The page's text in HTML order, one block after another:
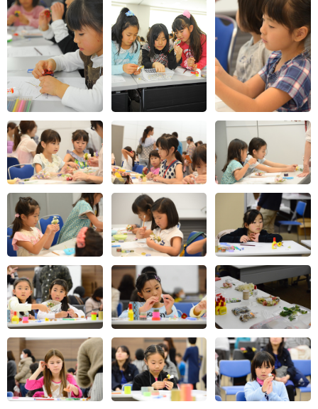
ったけど楽しかったです。いろいろな考えを変えてみ
ると、少し違った作品ができてよかったです。
かわいいいろんな花が作れて楽しかったです。また違
うのを作りたいです。家の人に喜んでもらうために一
生懸命がんばったので、喜んでほしいです。
キレイな材料をたくさん使い、とっても楽しかった。
大好きな妹にもプレゼントできうれしかったです。お
家でもぜひやってみたいと思いました。
想像を超えて作れた。友だちが喜んでくれそう…。
私はおばあちゃんにあげるので、少し昔のイメージを
足しました。
最初からお花が大好きで、アクセサリーも大好きだっ
たので、やって楽しかったし、とてもうれしかったで
す。自分でお花のアクセサリーを作れるなんて夢のよ